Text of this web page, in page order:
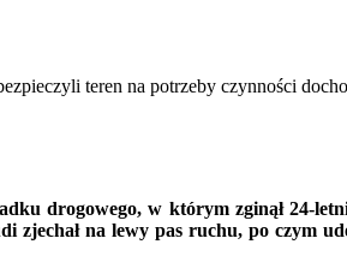
teren na potrzeby czynności
drogowego, w którym zginął 24-
na lewy pas ruchu, po czym